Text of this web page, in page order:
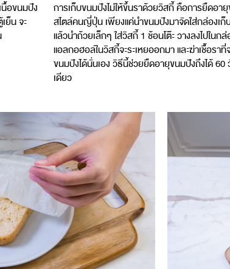
นื้อขนมปัง
ย็น จะ
การเก็บขนมปังไม่ให้ขึ้นราด้วยวิสกี้ คือการยืดอา
สไตล์คนญี่ปุ่น เพียงแค่นำขนมปังมาจัดใส่กล่องเก็
แล้วนำถ้วยเล็กๆ ใส่วิสกี้ 1 ช้อนโต๊ะ วางลงไปในก
แอลกอฮอล์ในวิสกี้จะระเหยออกมา และฆ่าเชื้อรา
ขนมปังได้นั่นเอง วิธีนี้ช่วยยืดอายุขนมปังถึงได้ 60
เดียว